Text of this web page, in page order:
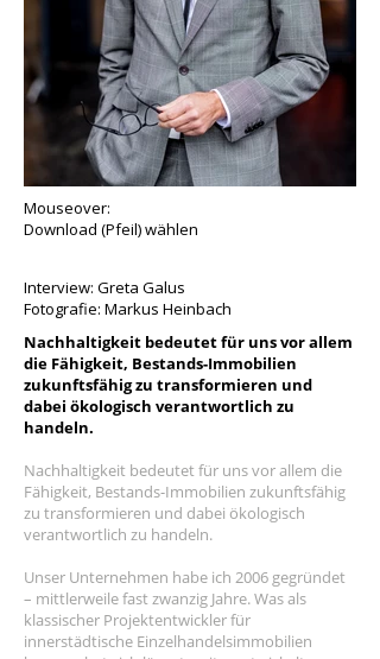
Mouseover:
Download (Pfeil) wählen
Interview: Greta Galus
Fotografie: Markus Heinbach
Nachhaltigkeit bedeutet für uns vor allem
die Fähigkeit, Bestands-Immobilien
zukunftsfähig zu transformieren und
dabei ökologisch verantwortlich zu
handeln.
Nachhaltigkeit bedeutet für uns vor allem die
Fähigkeit, Bestands-Immobilien zukunftsfähig
zu transformieren und dabei ökologisch
verantwortlich zu handeln.
Unser Unternehmen habe ich 2006 gegründet
– mittlerweile fast zwanzig Jahre. Was als
klassischer Projektentwickler für
innerstädtische Einzelhandelsimmobilien